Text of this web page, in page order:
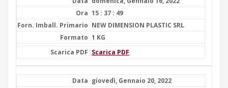
15 : 37 : 49
NEW DIMENSION PLASTIC SRL
1 KG
Scarica PDF
giovedì, Gennaio 20, 2022